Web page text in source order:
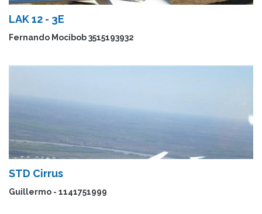
LAK 12 - 3E
Fernando Mocibob 3515193932
STD Cirrus
Guillermo - 1141751999